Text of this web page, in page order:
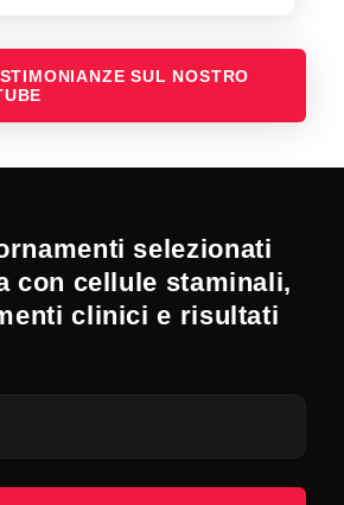
SUL NOSTRO
selezionati
con cellule staminali,
clinici e risultati